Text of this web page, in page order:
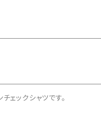
ェックシャツです。